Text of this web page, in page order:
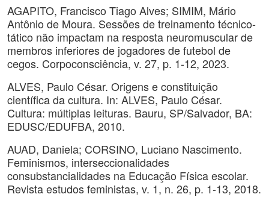
AGAPITO, Francisco Tiago Alves; SIMIM, Mário
Antônio de Moura. Sessões de treinamento técnico-
tático não impactam na resposta neuromuscular de
membros inferiores de jogadores de futebol de
cegos. Corpoconsciência, v. 27, p. 1-12, 2023.
ALVES, Paulo César. Origens e constituição
científica da cultura. In: ALVES, Paulo César.
Cultura: múltiplas leituras. Bauru, SP/Salvador, BA:
EDUSC/EDUFBA, 2010.
AUAD, Daniela; CORSINO, Luciano Nascimento.
Feminismos, interseccionalidades
consubstancialidades na Educação Física escolar.
Revista estudos feministas, v. 1, n. 26, p. 1-13, 2018.